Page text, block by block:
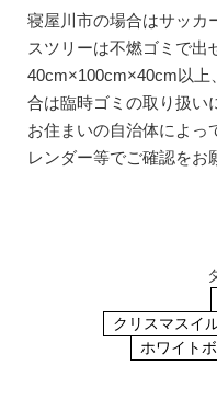
寝屋川市の場合はサッカ
スツリーは不燃ゴミで出
40cm×100cm×40cm以上
合は臨時ゴミの取り扱い
お住まいの自治体によっ
レンダー等でご確認をお
クリスマスイ
ホワイト